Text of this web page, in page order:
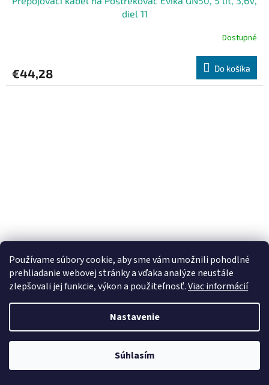
Používame súbory cookie, aby sme vám umožnili pohodlné
prehliadanie webovej stránky a vďaka analýze neustále
zlepšovali jej funkcie, výkon a použiteľnosť.Viac informácií
Nastavenie
Súhlasím
diel 11
Dostupné
€44,28 Do košíka
Čerpadlo na Postrekovač Evika GN50, 5 lit, 3,6V, diel 10